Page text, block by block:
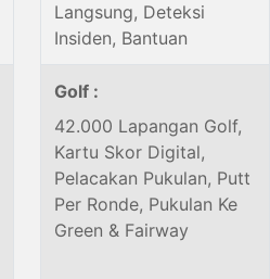
Langsung, Deteksi
Insiden, Bantuan
Golf :
42.000 Lapangan Golf,
Kartu Skor Digital,
Pelacakan Pukulan, Putt
Per Ronde, Pukulan Ke
Green & Fairway